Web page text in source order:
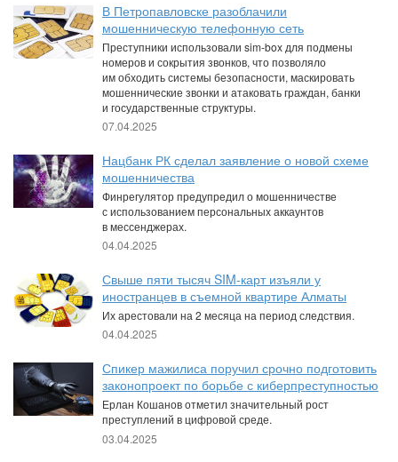
В Петропавловске разоблачили
мошенническую телефонную сеть
Преступники использовали sim-box для подмены
номеров и сокрытия звонков, что позволяло
им обходить системы безопасности, маскировать
мошеннические звонки и атаковать граждан, банки
и государственные структуры.
07.04.2025
Нацбанк РК сделал заявление о новой схеме
мошенничества
Финрегулятор предупредил о мошенничестве
с использованием персональных аккаунтов
в мессенджерах.
04.04.2025
Свыше пяти тысяч SIM-карт изъяли у
иностранцев в съемной квартире Алматы
Их арестовали на 2 месяца на период следствия.
04.04.2025
Спикер мажилиса поручил срочно подготовить
законопроект по борьбе с киберпреступностью
Ерлан Кошанов отметил значительный рост
преступлений в цифровой среде.
03.04.2025